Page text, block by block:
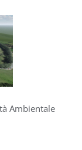
Ambientale